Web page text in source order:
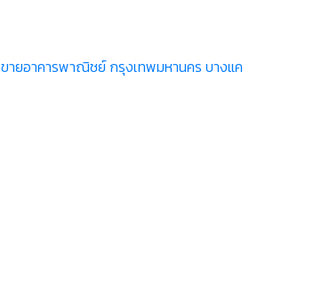
ขายอาคารพาณิชย์ กรุงเทพมหานคร บางแค